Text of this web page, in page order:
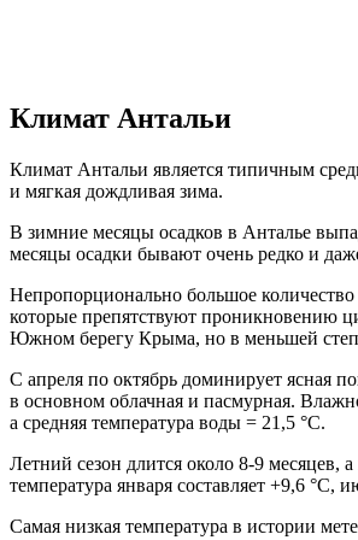
Климат Антальи
Климат Антальи является типичным
и мягкая дождливая зима.
В зимние месяцы осадков в Анталье
месяцы осадки бывают очень редко и
Непропорционально большое
которые препятствуют проникновению
Южном берегу Крыма, но в меньшей
С апреля по октябрь доминирует ясная
в основном облачная и пасмурная.
а средняя температура воды = 21,5 °C.
Летний сезон длится около 8-9 месяцев,
температура января составляет +9,6 °C,
Самая низкая температура в истории